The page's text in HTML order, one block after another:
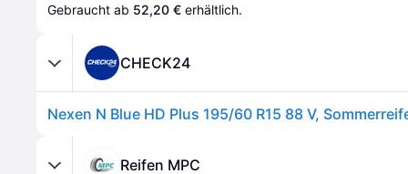
Gebraucht ab 52,20 € erhältlich.
CHECK24
Nexen N Blue HD Plus 195/60 R15 88 V,
Reifen MPC